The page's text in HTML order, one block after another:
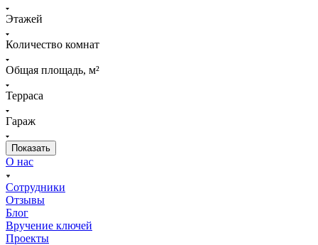
Этажей
Количество комнат
Общая площадь, м²
Терраса
Гараж
О нас
Сотрудники
Отзывы
Блог
Вручение ключей
Проекты